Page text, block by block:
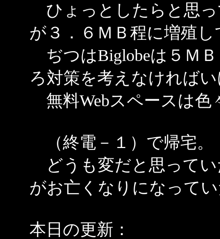
ひょっとしたらと思
が３．６ＭＢ程に増殖
ぢつはBiglobeは５Ｍ
ろ対策を考えなければ
無料Webスペースは
（終電－１）で帰宅。
どうも変だと思って
がお亡くなりになって
本日の更新：